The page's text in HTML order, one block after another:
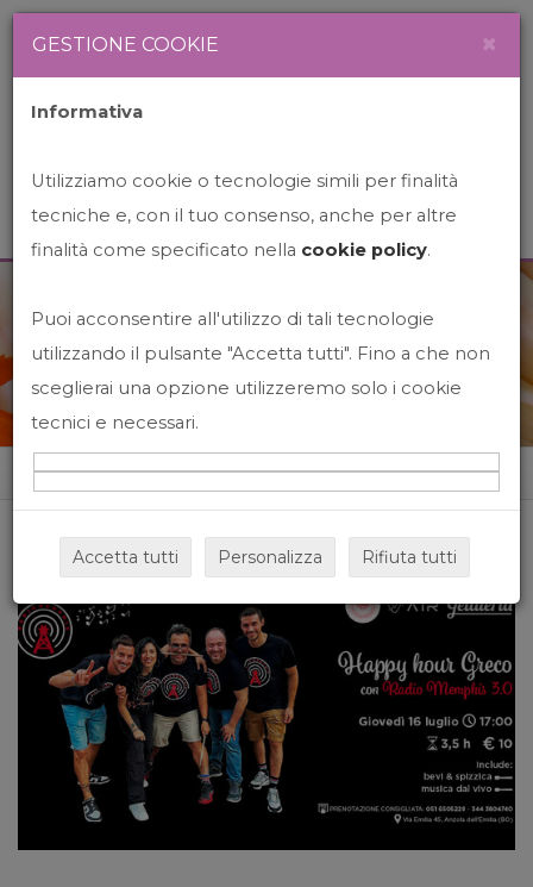
News&Events
Home News&events
GESTIONE COOKIE ×
Informativa
Utilizziamo cookie o tecnologie simili per finalità
tecniche e, con il tuo consenso, anche per altre
finalità come specificato nella cookie policy.
Puoi acconsentire all'utilizzo di tali tecnologie
utilizzando il pulsante "Accetta tutti". Fino a che non
sceglierai una opzione utilizzeremo solo i cookie
tecnici e necessari.
Accetta tutti Personalizza Rifiuta tutti